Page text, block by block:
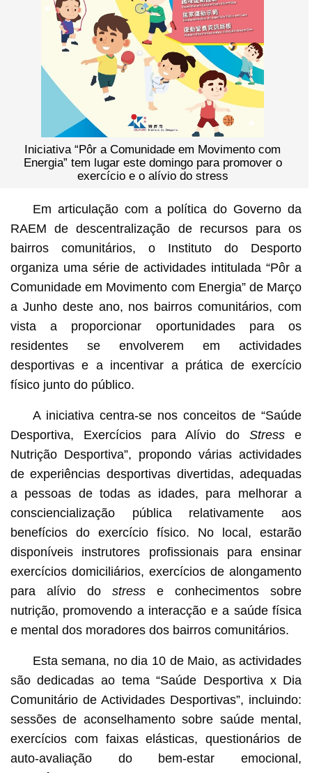
Iniciativa “Pôr a Comunidade em Movimento com
Energia” tem lugar este domingo para promover o
exercício e o alívio do stress
Em articulação com a política do Governo da
RAEM de descentralização de recursos para os
bairros comunitários, o Instituto do Desporto
organiza uma série de actividades intitulada “Pôr a
Comunidade em Movimento com Energia” de Março
a Junho deste ano, nos bairros comunitários, com
vista a proporcionar oportunidades para os
residentes se envolverem em actividades
desportivas e a incentivar a prática de exercício
físico junto do público.
A iniciativa centra-se nos conceitos de “Saúde
Desportiva, Exercícios para Alívio doStress e
Nutrição Desportiva”, propondo várias actividades
de experiências desportivas divertidas, adequadas
a pessoas de todas as idades, para melhorar a
consciencialização pública relativamente aos
benefícios do exercício físico. No local, estarão
disponíveis instrutores profissionais para ensinar
exercícios domiciliários, exercícios de alongamento
para alívio do stress e conhecimentos sobre
nutrição, promovendo a interacção e a saúde física
e mental dos moradores dos bairros comunitários.
Esta semana, no dia 10 de Maio, as actividades
são dedicadas ao tema “Saúde Desportiva x Dia
Comunitário de Actividades Desportivas”, incluindo:
sessões de aconselhamento sobre saúde mental,
exercícios com faixas elásticas, questionários de
auto-avaliação do bem-estar emocional,